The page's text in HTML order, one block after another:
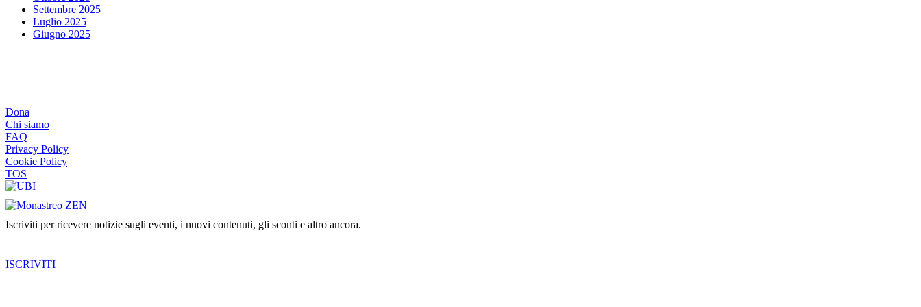
Settembre 2025
Luglio 2025
Giugno 2025
Dona
Chi siamo
FAQ
Privacy Policy
Cookie Policy
TOS
Iscriviti per ricevere notizie sugli eventi, i nuovi contenuti, gli sconti e altro ancora.
ISCRIVITI